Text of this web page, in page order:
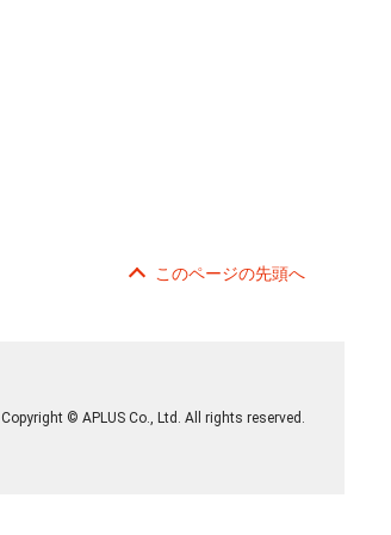
このページの先頭へ
Copyright © APLUS Co., Ltd. All rights reserved.